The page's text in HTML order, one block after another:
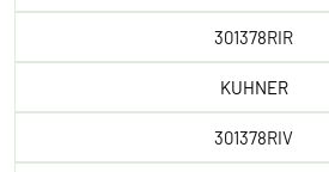
301378RIR
KUHNER
301378RIV